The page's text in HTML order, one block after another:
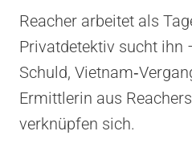
Reacher arbeitet als
Privatdetektiv sucht ihn
Schuld,
Ermittlerin aus
verknüpfen sich.